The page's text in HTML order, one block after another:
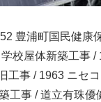
豊浦町国民健
校屋体新築工事
事 / 1963 ニセ
工事 / 道立有珠優